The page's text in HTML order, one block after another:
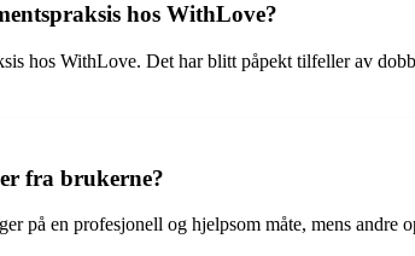
hos WithLove?
hos WithLove. Det har blitt påpekt tilfeller av
fra brukerne?
på en profesjonell og hjelpsom måte, mens